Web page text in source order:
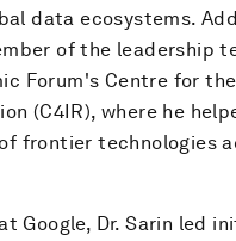
data ecosystems.
of the leadership
Forum's Centre for
(C4IR), where he
frontier technologies
Google, Dr. Sarin led